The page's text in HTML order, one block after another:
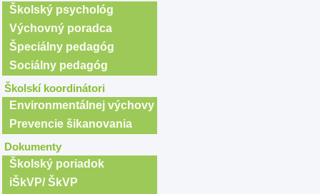
Školský psychológ
Výchovný poradca
Špeciálny pedagóg
Sociálny pedagóg
Školskí koordinátori
Environmentálnej výchovy
Prevencie šikanovania
Dokumenty
Školský poriadok
iŠkVP/ ŠkVP